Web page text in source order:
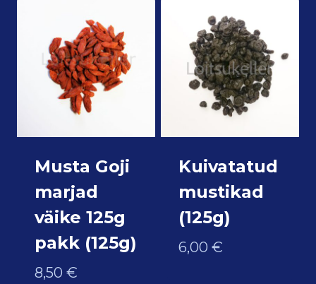
Musta Goji
marjad
väike 125g
pakk (125g)
8,50 €
Kuivatatud
mustikad
(125g)
6,00 €